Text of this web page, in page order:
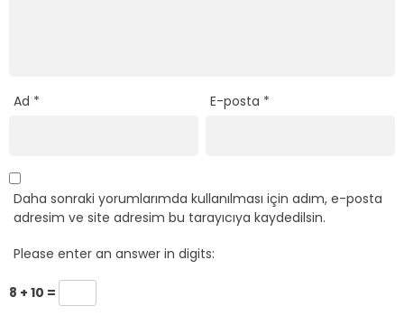
Ad * E-posta *
Daha sonraki yorumlarımda kullanılması için adım, e-posta
adresim ve site adresim bu tarayıcıya kaydedilsin.
Please enter an answer in digits:
8 + 10 =